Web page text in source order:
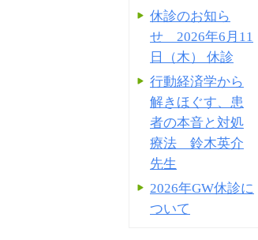
休診のお知ら
せ 2026年6月11
日（木） 休診
行動経済学から
解きほぐす、患
者の本音と対処
療法 鈴木英介
先生
2026年GW休診に
ついて